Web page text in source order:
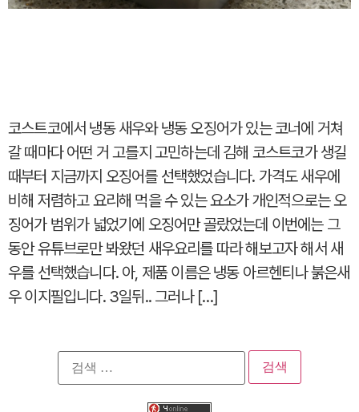
코스트코에서 냉동 새우와 냉동 오징어가 있는 코너에 거쳐
갈 때마다 어떤 거 고를지 고민하는데 김해 코스트코가 생길
때부터 지금까지 오징어를 선택했었습니다. 가격도 새우에
비해 저렴하고 요리해 먹을 수 있는 요소가 개인적으로는 오
징어가 범위가 넓었기에 오징어만 골랐었는데 이번에는 그
동안 유튜브로만 봐왔던 새우요리를 따라 해보고자 해서 새
우를 선택했습니다. 아, 제품 이름은 냉동 아르헨티나 붉은새
우 이지필입니다. 3일뒤.. 그러나 […]
검
색: